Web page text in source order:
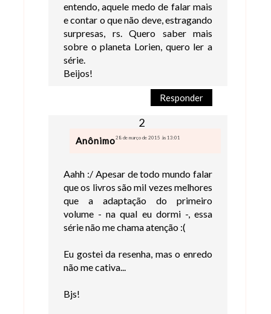
entendo, aquele medo de falar mais
e contar o que não deve, estragando
surpresas, rs. Quero saber mais
sobre o planeta Lorien, quero ler a
série.
Beijos!
Responder
Anônimo28 de março de 2015 às 13:01
Aahh :/ Apesar de todo mundo falar
que os livros são mil vezes melhores
que a adaptação do primeiro
volume - na qual eu dormi -, essa
série não me chama atenção :(
Eu gostei da resenha, mas o enredo
não me cativa...
Bjs!